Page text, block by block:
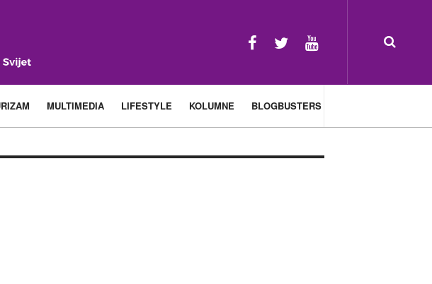
MULTIMEDIA LIFESTYLE KOLUMNE BLOGBUSTERS